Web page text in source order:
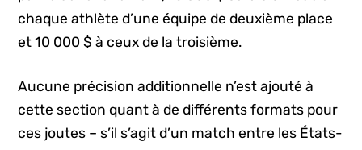
chaque athlète d’une équipe de deuxième place
et 10 000 $ à ceux de la troisième.
Aucune précision additionnelle n’est ajouté à
cette section quant à de différents formats pour
ces joutes – s’il s’agit d’un match entre les États-